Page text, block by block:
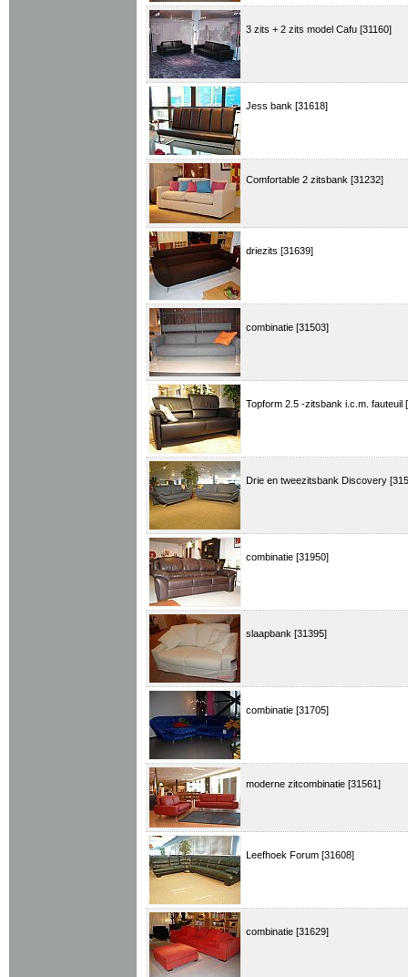
3 zits + 2 zits model Cafu [31160]
Jess bank [31618]
Comfortable 2 zitsbank [31232]
driezits [31639]
combinatie [31503]
Topform 2.5 -zitsbank i.c.m. fauteuil
Drie en tweezitsbank Discovery
combinatie [31950]
slaapbank [31395]
combinatie [31705]
moderne zitcombinatie [31561]
Leefhoek Forum [31608]
combinatie [31629]